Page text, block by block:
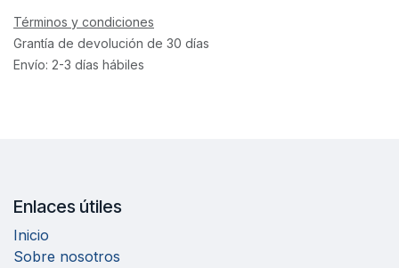
Términos y condiciones
Grantía de devolución de 30 días
Envío: 2-3 días hábiles
Enlaces útiles
Inicio
Sobre nosotros